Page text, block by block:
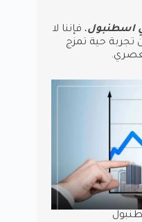
اسطنبول، فإننا لا
تجربة حية تمزج